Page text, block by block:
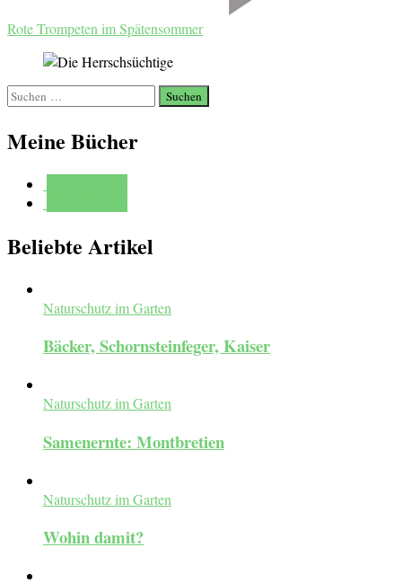
Rote Trompeten im Spätensommer
Suchen
nach:
Meine Bücher
Beliebte Artikel
Naturschutz im Garten
Bäcker, Schornsteinfeger, Kaiser
Naturschutz im Garten
Samenernte: Montbretien
Naturschutz im Garten
Wohin damit?